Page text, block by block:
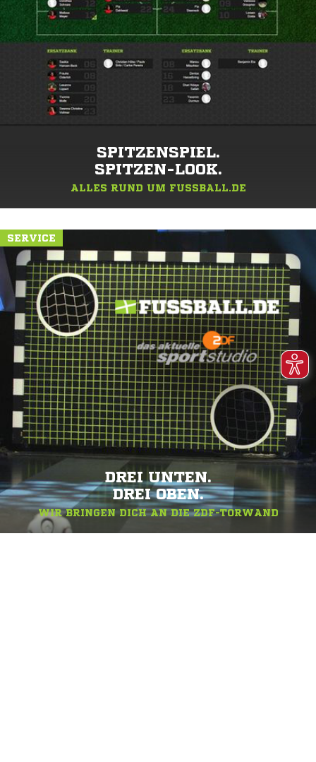
SPITZENSPIEL.
SPITZEN-LOOK.
ALLES RUND UM FUSSBALL.DE
SERVICE
DREI UNTEN.
DREI OBEN.
WIR BRINGEN DICH AN DIE ZDF-TORWAND